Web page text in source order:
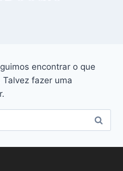
encontrar o que
fazer uma